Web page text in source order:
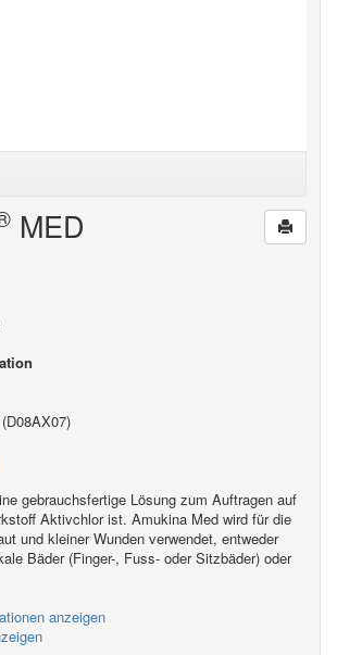
MED
gebrauchsfertige Lösung zum Auftragen auf
Aktivchlor ist. Amukina Med wird für die
und kleiner Wunden verwendet, entweder
Bäder (Finger-, Fuss- oder Sitzbäder) oder
anzeigen